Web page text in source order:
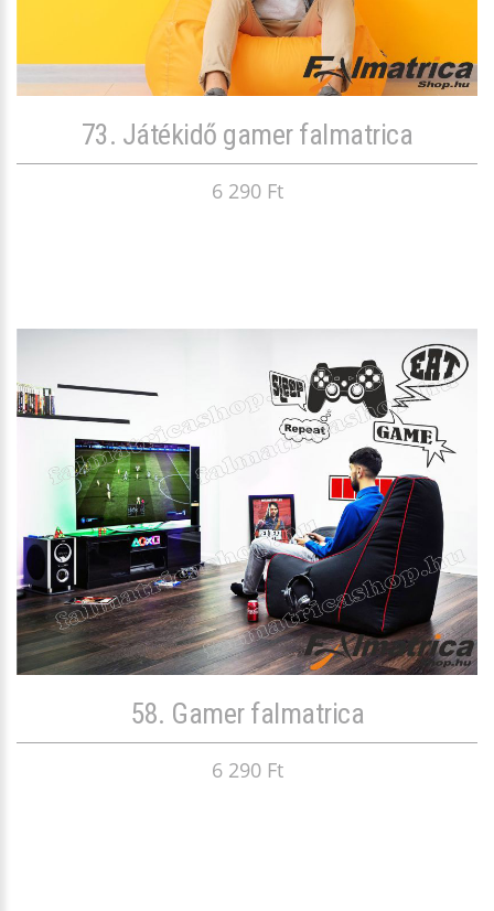
73. Játékidő gamer falmatrica
6 290 Ft
58. Gamer falmatrica
6 290 Ft